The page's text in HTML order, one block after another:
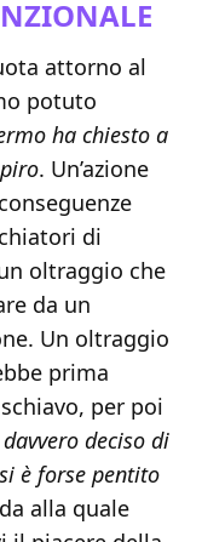
attorno al
potuto
ha chiesto a
. Un’azione
di
oltraggio che
da un
Un oltraggio
prima
per poi
deciso di
è forse pentito
alla quale